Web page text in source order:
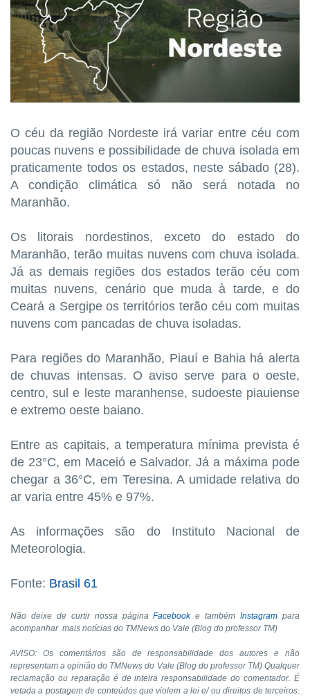
O céu da região Nordeste irá variar entre céu com
poucas nuvens e possibilidade de chuva isolada em
praticamente todos os estados, neste sábado (28).
A condição climática só não será notada no
Maranhão.
Os litorais nordestinos, exceto do estado do
Maranhão, terão muitas nuvens com chuva isolada.
Já as demais regiões dos estados terão céu com
muitas nuvens, cenário que muda à tarde, e do
Ceará a Sergipe os territórios terão céu com muitas
nuvens com pancadas de chuva isoladas.
Para regiões do Maranhão, Piauí e Bahia há alerta
de chuvas intensas. O aviso serve para o oeste,
centro, sul e leste maranhense, sudoeste piauiense
e extremo oeste baiano.
Entre as capitais, a temperatura mínima prevista é
de 23°C, em Maceió e Salvador. Já a máxima pode
chegar a 36°C, em Teresina. A umidade relativa do
ar varia entre 45% e 97%.
As informações são do Instituto Nacional de
Meteorologia.
Fonte: Brasil 61
Não deixe de curtir nossa páginaFacebooke tambémInstagram para
acompanhar mais notícias do TMNews do Vale (Blog do professor TM)
AVISO: Os comentários são de responsabilidade dos autores e não
representam a opinião do TMNews do Vale (Blog do professor TM) Qualquer
reclamação ou reparação é de inteira responsabilidade do comentador. É
vetada a postagem de conteúdos que violem a lei e/ ou direitos de terceiros.